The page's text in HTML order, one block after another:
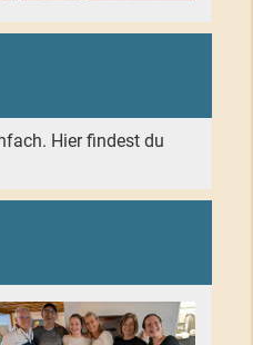
Hier findest du